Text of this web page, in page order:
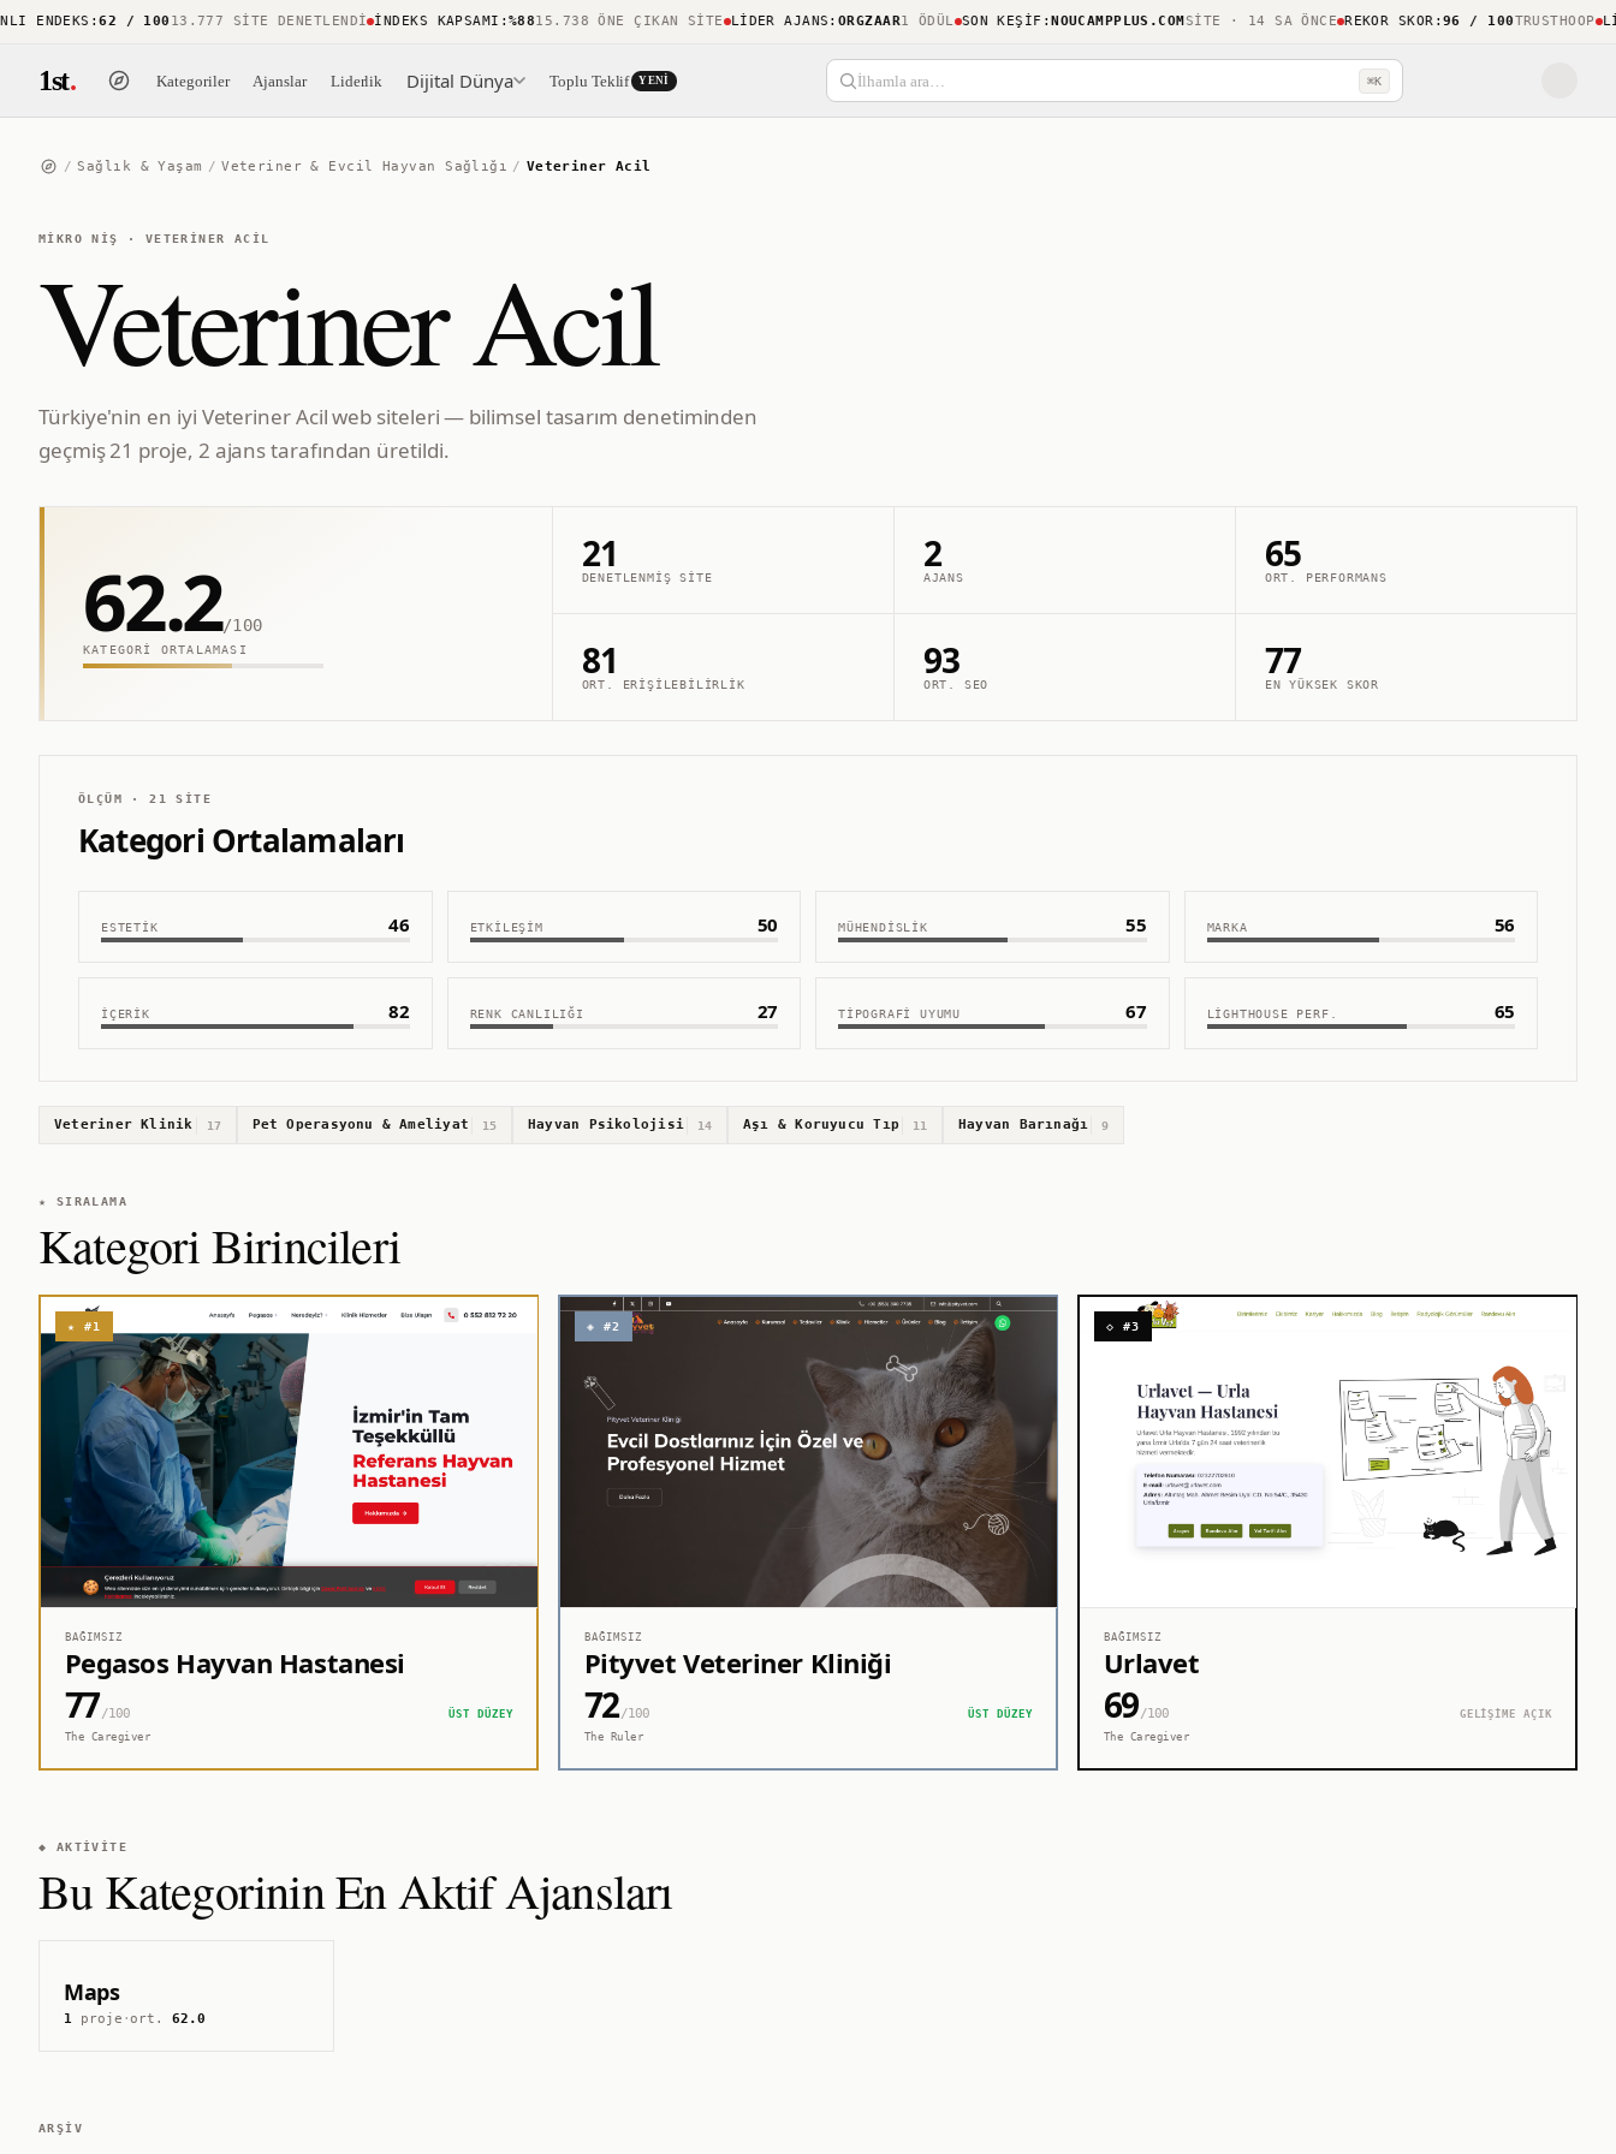
:62 / 100 13.777 SITE DENETLENDI İNDEKS KAPSAMI:%88 15.738 ÖNE ÇIKAN SITE LIDER AJANS:ORGZAAR1 ÖDÜL SON KEŞIF: NOUCAMPPLUS.COMSITE · 14 SA ÖNCE REKOR SKOR:96 / 100 TRUSTHOOP
1st. Kategoriler Ajanslar Liderlik Dijital Dünya Toplu Teklif YENI İlhamla ara… ⌘K
/ Sağlık & Yaşam / Veteriner & Evcil Hayvan Sağlığı / Veteriner Acil
MIKRO NIŞ · VETERINER ACIL
Veteriner Acil
Türkiye'nin en iyi Veteriner Acil web siteleri — bilimsel tasarım denetiminden
geçmiş 21 proje, 2 ajans tarafından üretildi.
62.2/100
KATEGORI ORTALAMASI
21
DENETLENMIŞ SITE
2
AJANS
65
ORT. PERFORMANS
81
ORT. ERIŞILEBILIRLIK
93
ORT. SEO
77
EN YÜKSEK SKOR
ÖLÇÜM ·21 SITE
Kategori Ortalamaları
ESTETIK 46 ETKILEŞIM 50 MÜHENDISLIK 55 MARKA 56
İÇERIK 82 RENK CANLILIĞI 27 TIPOGRAFI UYUMU 67 LIGHTHOUSE PERF. 65
Veteriner Klinik 17 Pet Operasyonu & Ameliyat 15 Hayvan Psikolojisi 14 Aşı & Koruyucu Tıp 11 Hayvan Barınağı 9
★ SIRALAMA
Kategori Birincileri
★ #1
BAĞIMSIZ
Pegasos Hayvan Hastanesi
77/100
ÜST DÜZEY
The Caregiver
◈ #2
BAĞIMSIZ
Pityvet Veteriner Kliniği
72/100
ÜST DÜZEY
The Ruler
◇ #3
BAĞIMSIZ
Urlavet
69/100
GELİŞİME AÇIK
The Caregiver
◆ AKTIVITE
Bu Kategorinin En Aktif Ajansları
Maps
1proje ·ort.62.0
ARŞIV